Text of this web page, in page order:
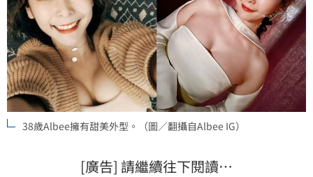
38歲Albee擁有甜美外型。（圖／翻攝自Albee IG）
[廣告] 請繼續往下閱讀…